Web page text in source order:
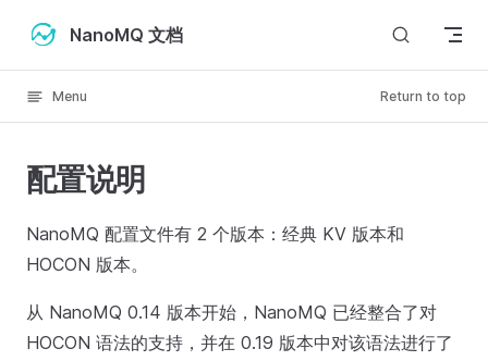
Skip to content
NanoMQ 文档
Menu Return to top
配置说明
NanoMQ 配置文件有 2 个版本：经典 KV 版本和
HOCON 版本。
从 NanoMQ 0.14 版本开始，NanoMQ 已经整合了对
HOCON 语法的支持，并在 0.19 版本中对该语法进行了